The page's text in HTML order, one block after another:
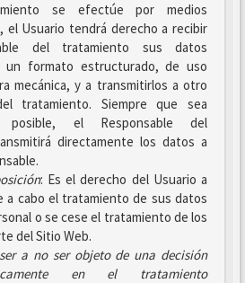
se efectúe por medios
el Usuario tendrá derecho a recibir
del tratamiento sus datos
un formato estructurado, de uso
mecánica, y a transmitirlos a otro
tratamiento. Siempre que sea
posible, el Responsable del
directamente los datos a
: Es el derecho del Usuario a
a cabo el tratamiento de sus datos
o se cese el tratamiento de los
del Sitio Web.
a no ser objeto de una decisión
en el tratamiento